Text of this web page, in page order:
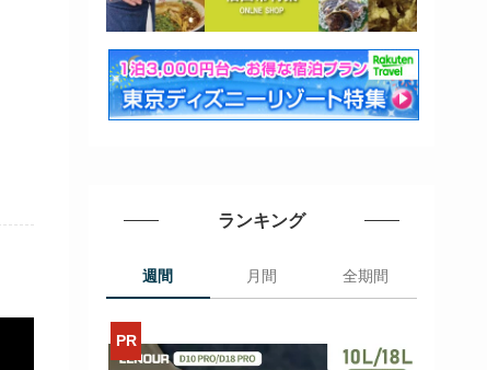
ランキング
週間 月間 全期間